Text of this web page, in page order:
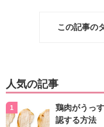
この記事の
人気の記事
鶏肉がうっ
認する方法